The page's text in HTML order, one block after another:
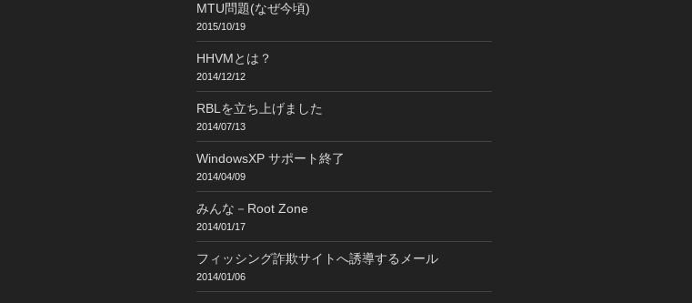
MTU問題(なぜ今頃)
2015/10/19
HHVMとは？
2014/12/12
RBLを立ち上げました
2014/07/13
WindowsXP サポート終了
2014/04/09
みんな－Root Zone
2014/01/17
フィッシング詐欺サイトへ誘導するメール
2014/01/06